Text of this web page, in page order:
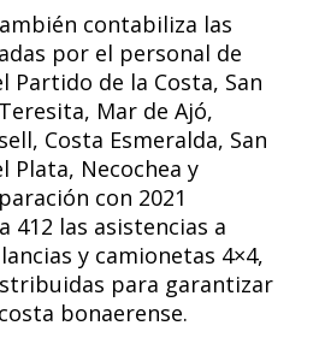
contabiliza las
por el personal de
Partido de la Costa, San
Mar de Ajó,
Costa Esmeralda, San
Plata, Necochea y
con 2021
412 las asistencias a
y camionetas 4×4,
para garantizar
bonaerense.